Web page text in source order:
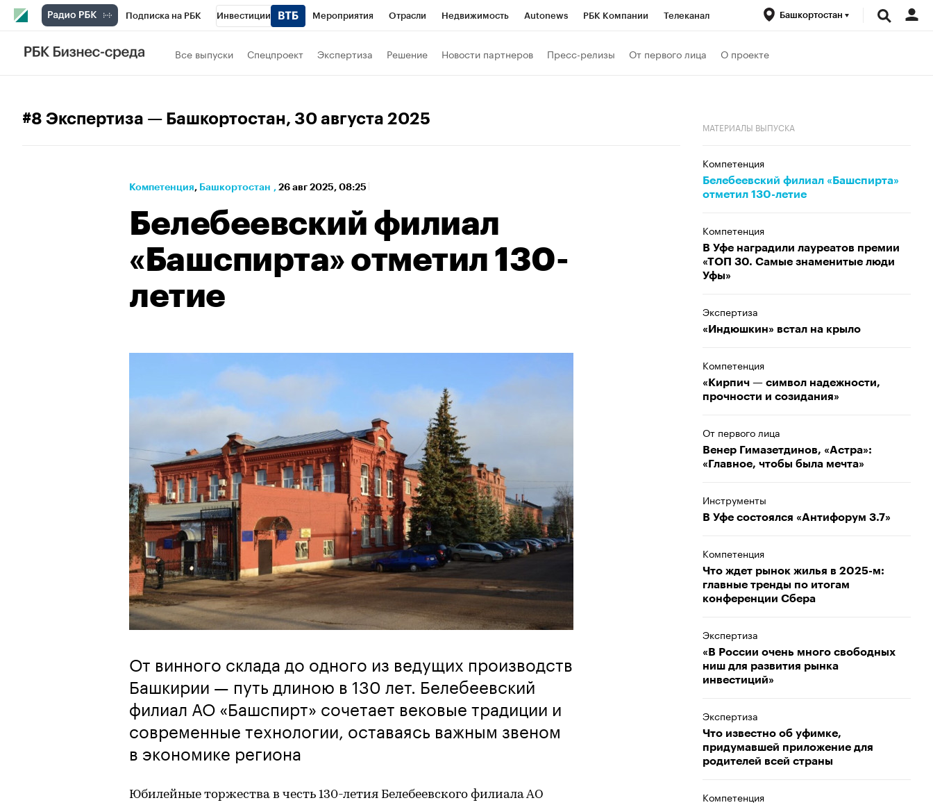
Подписка на РБК Инвестиции Мероприятия Отрасли Недвижимость Autonews РБК Компании Телеканал
РБК Вино
Башкортостан
Все выпуски Спецпроект Экспертиза Решение Новости партнеров Пресс-релизы От первого лица О проекте
#8 Экспертиза — Башкортостан, 30 августа 2025
Компетенция⁠, Башкортостан , 26 авг 2025, 08:25
Белебеевский филиал
«Башспирта» отметил 130-
летие
От винного склада до одного из ведущих производств
Башкирии — путь длиною в 130 лет. Белебеевский
филиал АО «Башспирт» сочетает вековые традиции и
современные технологии, оставаясь важным звеном
в экономике региона
Юбилейные торжества в честь 130-летия Белебеевского филиала АО
МАТЕРИАЛЫ ВЫПУСКА
Компетенция
Белебеевский филиал «Башспирта»
отметил 130-летие
Компетенция
В Уфе наградили лауреатов премии
«ТОП 30. Самые знаменитые люди
Уфы»
Экспертиза
«Индюшкин» встал на крыло
Компетенция
«Кирпич — символ надежности,
прочности и созидания»
От первого лица
Венер Гимазетдинов, «Астра»:
«Главное, чтобы была мечта»
Инструменты
В Уфе состоялся «Антифорум 3.7»
Компетенция
Что ждет рынок жилья в 2025-м:
главные тренды по итогам
конференции Сбера
Экспертиза
«В России очень много свободных
ниш для развития рынка
инвестиций»
Экспертиза
Что известно об уфимке,
придумавшей приложение для
родителей всей страны
Компетенция